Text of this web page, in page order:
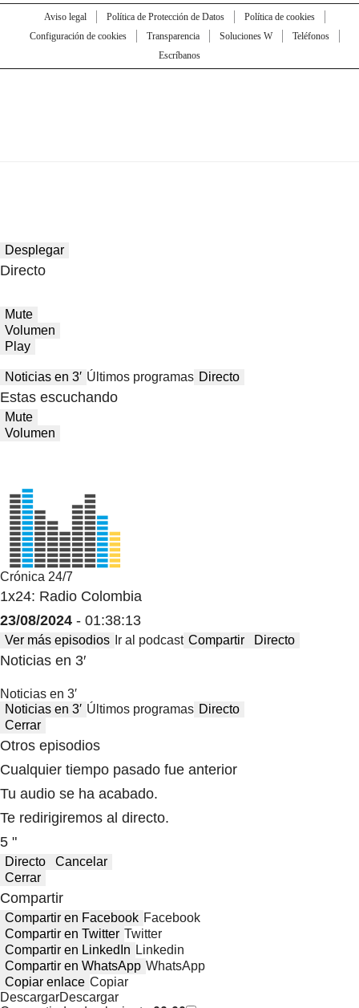
Aviso legal Política de Protección de Datos
Política de cookies
Configuración de cookies
Transparencia Soluciones W
Teléfonos
Escríbanos
Desplegar
Directo
Mute
Volumen
Play
Noticias en 3′ Últimos programas Directo
Estas escuchando
Mute
Volumen
Crónica 24/7
1x24: Radio Colombia
23/08/2024 - 01:38:13
Ver más episodios Ir al podcast Compartir Directo
Noticias en 3′
Noticias en 3′
Noticias en 3′ Últimos programas Directo
Cerrar
Otros episodios
Cualquier tiempo pasado fue anterior
Tu audio se ha acabado.
Te redirigiremos al directo.
5 "
Directo
Cancelar
Cerrar
Compartir
Compartir en Facebook Facebook
Compartir en Twitter Twitter
Compartir en LinkedIn Linkedin
Compartir en WhatsApp WhatsApp
Copiar enlace Copiar
DescargarDescargar